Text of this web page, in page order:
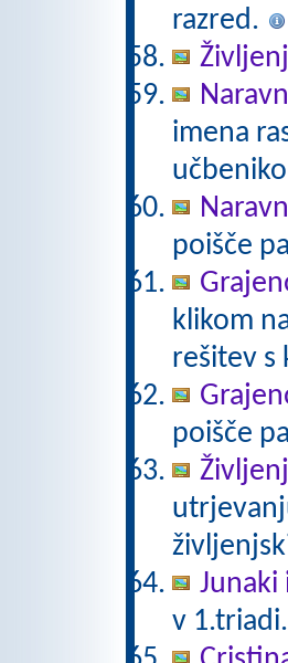
razred.
imena
poišče
klikom
rešitev s
poišče
Junaki
v